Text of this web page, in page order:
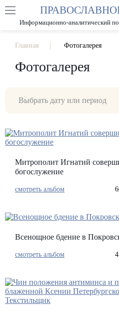
РАЗМЕР
Информационно-аналитический
Главная Фотогалерея
Фотогалерея
Митрополит Игнатий
богослужение
смотреть альбом
Всенощное бдение в
смотреть альбом